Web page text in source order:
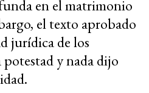
en el matrimonio
el texto aprobado
jurídica de los
y nada dijo